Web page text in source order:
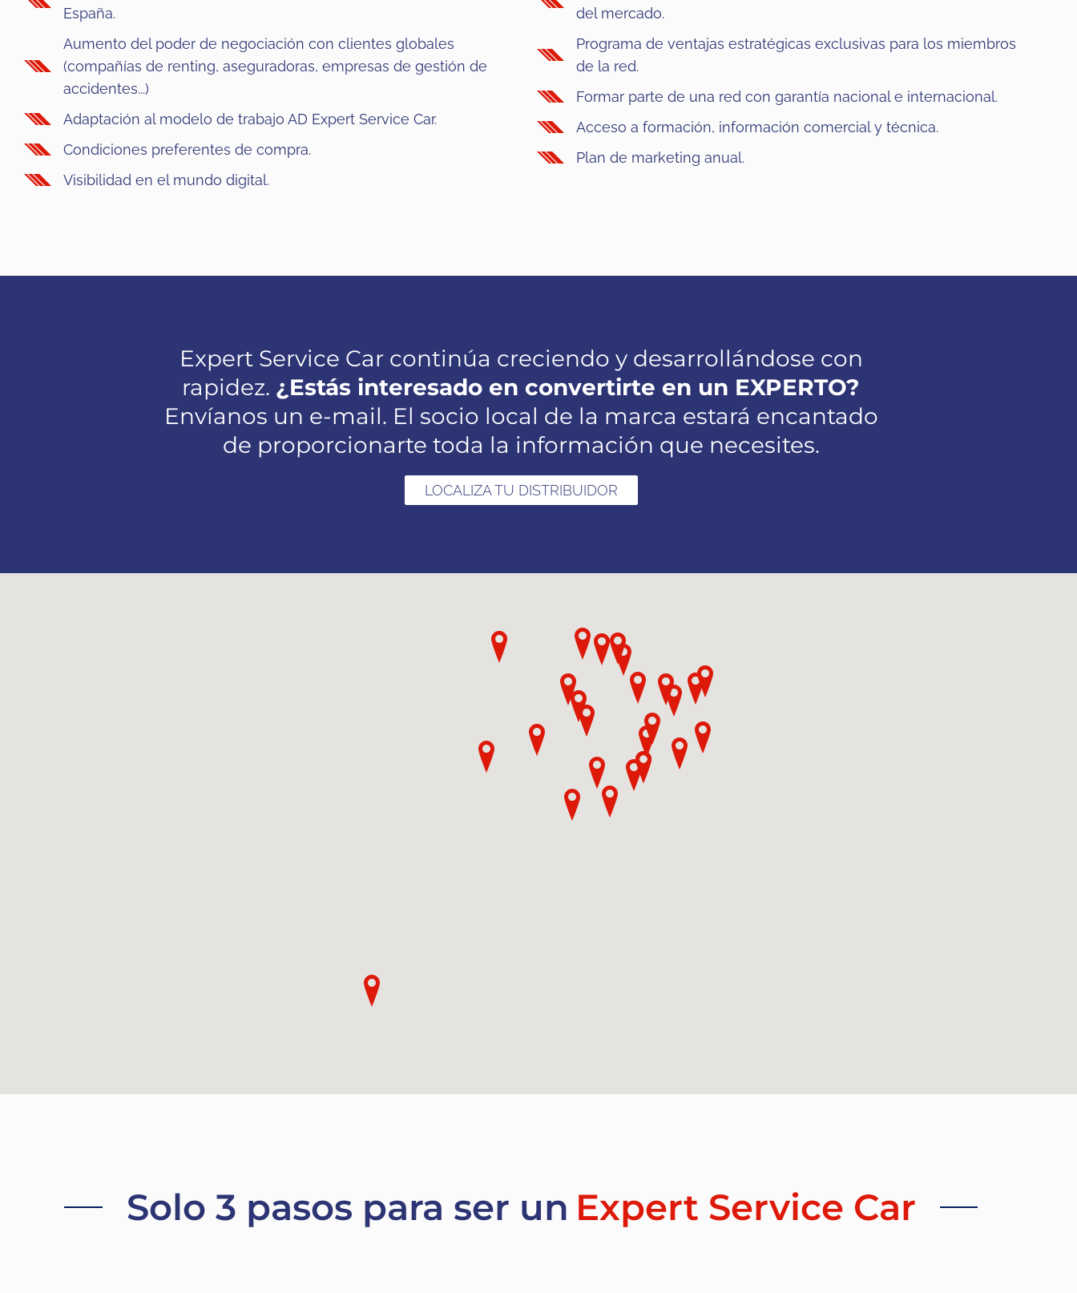
España.
Aumento del poder de negociación con clientes globales
(compañías de renting, aseguradoras, empresas de gestión de
accidentes...)
Adaptación al modelo de trabajo AD Expert Service Car.
Condiciones preferentes de compra.
Visibilidad en el mundo digital.
del mercado.
Programa de ventajas estratégicas exclusivas para los miembros
de la red.
Formar parte de una red con garantía nacional e internacional.
Acceso a formación, información comercial y técnica.
Plan de marketing anual.
Expert Service Car continúa creciendo y desarrollándose con
rapidez. ¿Estás interesado en convertirte en un EXPERTO?
Envíanos un e-mail. El socio local de la marca estará encantado
de proporcionarte toda la información que necesites.
LOCALIZA TU DISTRIBUIDOR
Solo 3 pasos para ser un Expert Service Car